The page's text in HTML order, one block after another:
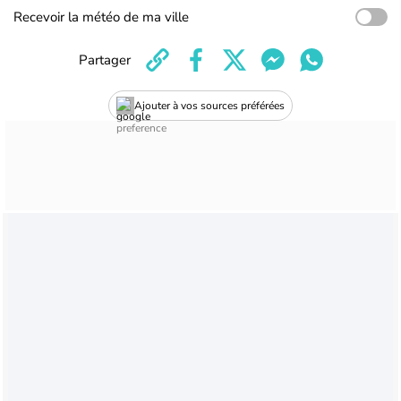
Recevoir la météo de ma ville
Ajouter à vos sources préférées
Partager